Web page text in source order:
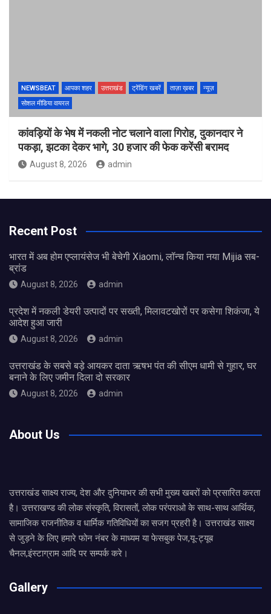
NEWSBEAT आपका शहर उत्तराखंड ट्रेंडिंग खबरें ताज़ा ख़बर
न्यूज़
सोशल मीडिया वायरल
कांवड़ियों के भेष में नकली नोट चलाने वाला गिरोह, दुकानदार ने
पकड़ा, झटका देकर भागे, 30 हजार की फेक करेंसी बरामद
August 8, 2026 admin
Recent Post
भारत में अब होम एप्लायंसेज भी बेचेगी Xiaomi, लॉन्च किया नया Mijia सब-
ब्रांड
August 8, 2026 admin
प्रदेश में नकली डेयरी उत्पादों पर सख्ती, मिलावटखोरों पर कसेगा शिकंजा, ये
आदेश हुआ जारी
August 8, 2026 admin
उत्तराखंड के सबसे बड़े आयकर दाता ऋषभ पंत की सीएम धामी से गुहार, घर
बनाने के लिए जमीन दिला दो सरकार
August 8, 2026 admin
About Us
उत्तराखंड साक्ष्य राज्य, देश और दुनियाभर की सभी मुख्य खबरों को प्रसारित करता
है। उत्तराखण्ड की लोक संस्कृति, विरासतों, लोक परंपराओ के साथ-साथ आर्थिक,
सामाजिक राजनीतिक व धार्मिक गतिविधियों का सजग प्रहरी है। उत्तराखंड साक्ष्य
से जुड़ने के लिए हमारे फोन नंबर के माध्यम या फेसबुक पेज,यू-ट्यूब
चैनल,इंस्टाग्राम आदि पर सम्पर्क करे।
Gallery